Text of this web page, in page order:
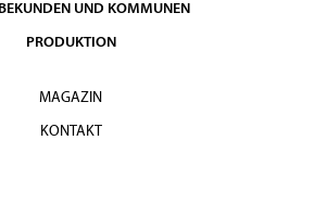
UND KOMMUNEN
PRODUKTION
MAGAZIN
KONTAKT